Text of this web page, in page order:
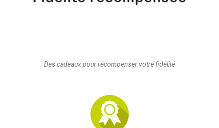
Des cadeaux pour récompenser votre fidélité